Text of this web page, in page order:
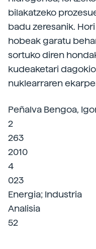
bilakatzeko
badu zeresanik.
hobeak garatu
sortuko diren
kudeaketari
nuklearraren
Peñalva Bengoa,
2
263
2010
4
023
Energia; Industria
Analisia
52